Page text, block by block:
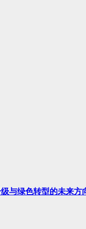
与绿色转型的未来方